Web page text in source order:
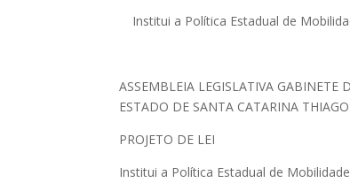
Institui a Política Estadual de
ASSEMBLEIA LEGISLATIVA GABINETE
ESTADO DE SANTA CATARINA
PROJETO DE LEI
Institui a Política Estadual de